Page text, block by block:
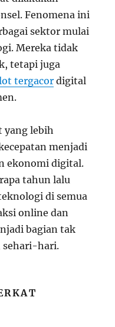
Fenomena ini
sektor mulai
Mereka tidak
tetapi juga
tergacor digital
yang lebih
menjadi
ekonomi digital.
tahun lalu
di semua
online dan
bagian tak
sehari-hari.